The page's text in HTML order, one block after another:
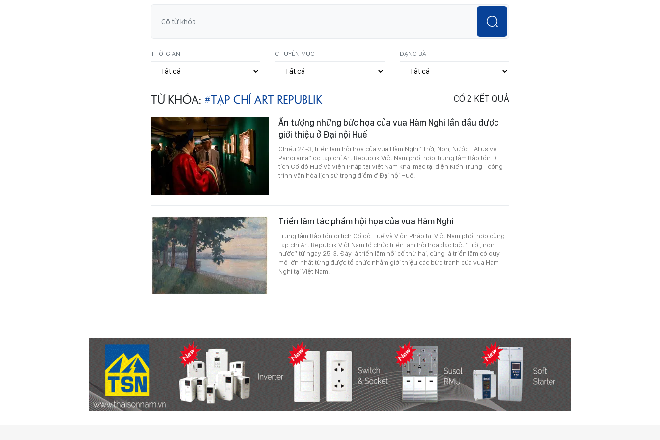
THỜI GIAN CHUYÊN MỤC DẠNG BÀI
TỪ KHÓA: #TẠP CHÍ ART REPUBLIK CÓ 2 KẾT QUẢ
Ấn tượng những bức họa của vua Hàm Nghi lần đầu được
giới thiệu ở Đại nội Huế
Chiều 24-3, triển lãm hội họa của vua Hàm Nghi “Trời, Non, Nước | Allusive
Panorama” do tạp chí Art Republik Việt Nam phối hợp Trung tâm Bảo tồn Di
tích Cố đô Huế và Viện Pháp tại Việt Nam khai mạc tại điện Kiến Trung - công
trình văn hóa lịch sử trọng điểm ở Đại nội Huế.
Triển lãm tác phẩm hội họa của vua Hàm Nghi
Trung tâm Bảo tồn di tích Cố đô Huế và Viện Pháp tại Việt Nam phối hợp cùng
Tạp chí Art Republik Việt Nam tổ chức triển lãm hội họa đặc biệt “Trời, non,
nước” từ ngày 25-3. Đây là triển lãm hồi cố thứ hai, cũng là triển lãm có quy
mô lớn nhất từng được tổ chức nhằm giới thiệu các bức tranh của vua Hàm
Nghi tại Việt Nam.